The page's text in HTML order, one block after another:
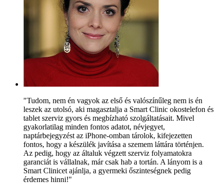
"Tudom, nem én vagyok az első és valószínűleg nem is én
leszek az utolsó, aki magasztalja a Smart Clinic okostelefon és
tablet szerviz gyors és megbízható szolgáltatásait. Mivel
gyakorlatilag minden fontos adatot, névjegyet,
naptárbejegyzést az iPhone-omban tárolok, kifejezetten
fontos, hogy a készülék javítása a szemem láttára történjen.
Az pedig, hogy az általuk végzett szerviz folyamatokra
garanciát is vállalnak, már csak hab a tortán. A lányom is a
Smart Clinicet ajánlja, a gyermeki őszinteségnek pedig
érdemes hinni!"